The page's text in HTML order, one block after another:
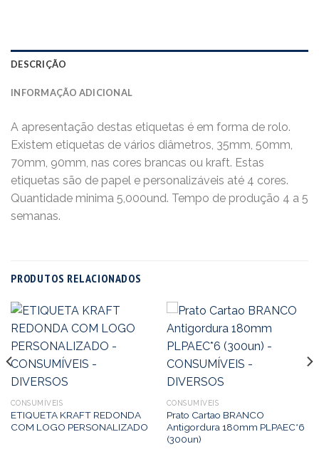
DESCRIÇÃO
INFORMAÇÃO ADICIONAL
A apresentação destas etiquetas é em forma de rolo.
Existem etiquetas de vários diâmetros, 35mm, 50mm,
70mm, 90mm, nas cores brancas ou kraft. Estas
etiquetas são de papel e personalizáveis até 4 cores.
Quantidade minima 5,000und. Tempo de produção 4 a 5
semanas.
PRODUTOS RELACIONADOS
CONSUMÍVEIS
ETIQUETA KRAFT REDONDA
COM LOGO PERSONALIZADO
CONSUMÍVEIS
Prato Cartao BRANCO
Antigordura 180mm PLPAEC*6
(300un)